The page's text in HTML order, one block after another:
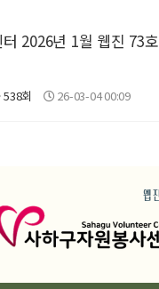
2026년 1월 웹진 73호
538회 26-03-04 00:09